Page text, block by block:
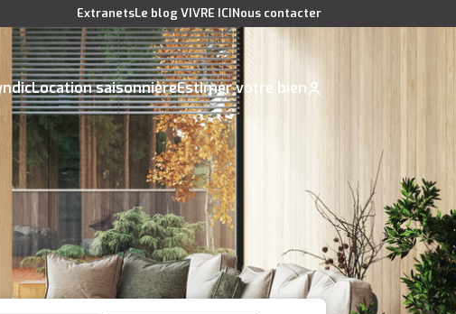
ExtranetsLe blog VIVRE ICINous contacter
Location saisonnièreEstimer votre bien